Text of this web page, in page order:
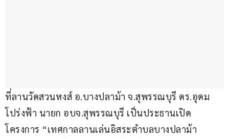
ที่ลานวัดสวนหงส์ อ.บางปลาม้า จ.สุพรรณบุรี ดร.อุดม
โปร่งฟ้า นายก อบจ.สุพรรณบุรี เป็นประธานเปิด
โครงการ “เทศกาลลานเล่นอิสระตำบลบางปลาม้า